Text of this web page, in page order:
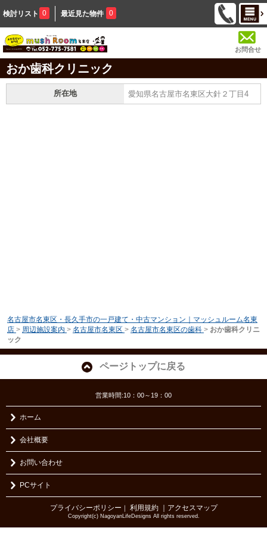
検討リスト 0 最近見た物件 0
お問合せ
おか歯科クリニック
所在地 愛知県名古屋市名東区大針２丁目4
名古屋市名東区・長久手市の一戸建て・中古マンション｜マッシュルーム名東
店 > 周辺施設案内 > 名古屋市名東区 > 名古屋市名東区の歯科 > おか歯科クリニ
ック
ページトップに戻る
営業時間:10：00～19：00
ホーム
会社概要
お問い合わせ
PCサイト
プライバシーポリシー ｜ 利用規約 ｜アクセスマップ
Copyright(c) NagoyanLifeDesigns All rights reserved.